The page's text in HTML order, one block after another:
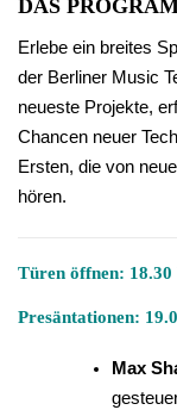
DAS
Erlebe ein breites
der Berliner Music
neueste Projekte,
Chancen neuer
Ersten, die von
hören.
Türen öffnen:
Presäntationen:
Max